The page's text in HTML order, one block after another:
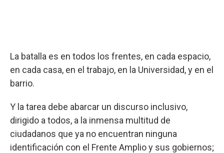
La batalla es en todos los frentes, en cada espacio,
en cada casa, en el trabajo, en la Universidad, y en el
barrio.
Y la tarea debe abarcar un discurso inclusivo,
dirigido a todos, a la inmensa multitud de
ciudadanos que ya no encuentran ninguna
identificación con el Frente Amplio y sus gobiernos;